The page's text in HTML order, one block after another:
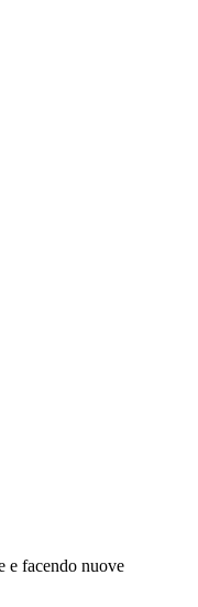
e facendo nuove